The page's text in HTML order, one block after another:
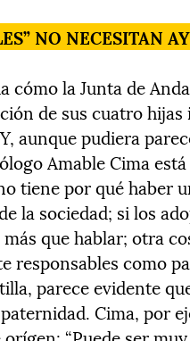
NO NECESITAN
cómo la Junta de
de sus cuatro hijas
aunque pudiera
Amable Cima
tiene por qué haber
la sociedad; si los
que hablar; otra
responsables como
parece evidente
Cima, por